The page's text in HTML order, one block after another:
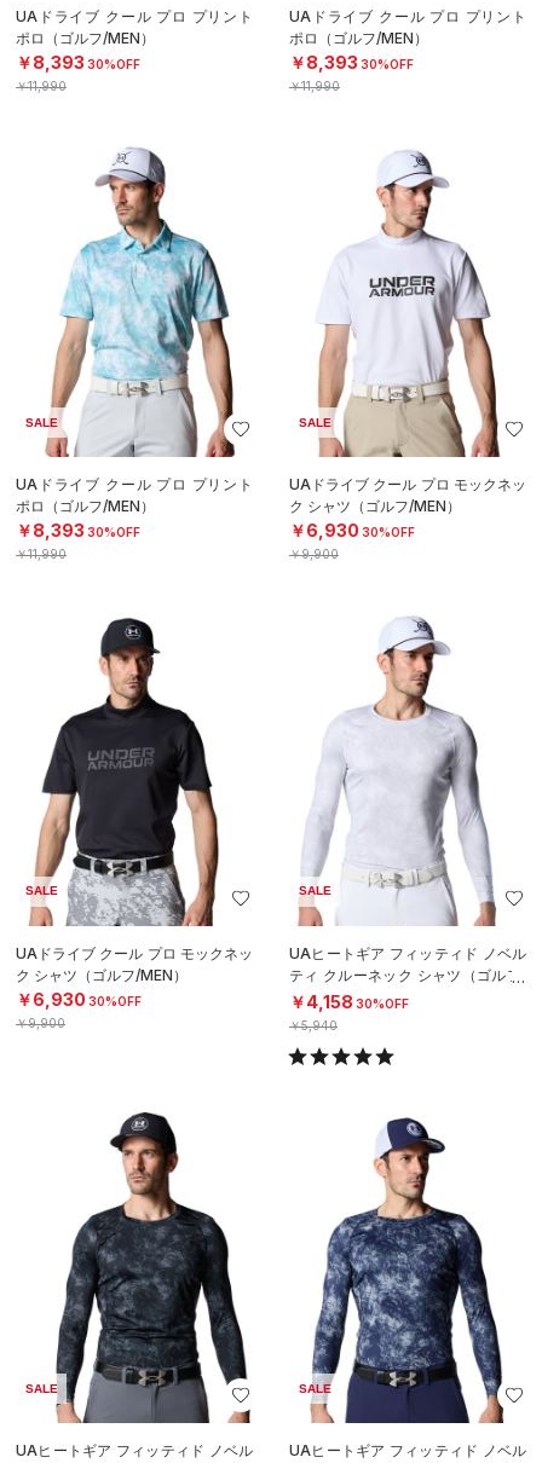
UAドライブ クール プロ プリント
ポロ（ゴルフ/MEN）
￥8,393 30%OFF
￥11,990
UAドライブ クール プロ プリント
ポロ（ゴルフ/MEN）
￥8,393 30%OFF
￥11,990
SALE
UAドライブ クール プロ プリント
ポロ（ゴルフ/MEN）
￥8,393 30%OFF
￥11,990
SALE
UAドライブ クール プロ モックネッ
ク シャツ（ゴルフ/MEN）
￥6,930 30%OFF
￥9,900
SALE
UAドライブ クール プロ モックネッ
ク シャツ（ゴルフ/MEN）
￥6,930 30%OFF
￥9,900
SALE
UAヒートギア フィッティド ノベル
ティ クルーネック シャツ（ゴルフ/
MEN）
￥4,158 30%OFF
￥5,940
SALE
UAヒートギア フィッティド ノベル
SALE
UAヒートギア フィッティド ノベル